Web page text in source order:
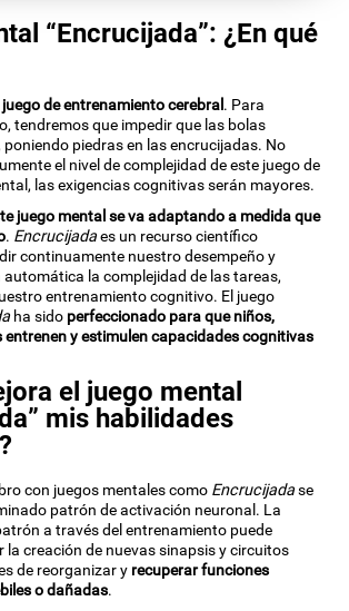
“Encrucijada”: ¿En qué
juego de entrenamiento cerebral. Para
tendremos que impedir que las bolas
poniendo piedras en las encrucijadas. No
el nivel de complejidad de este juego de
las exigencias cognitivas serán mayores.
juego mental se va adaptando a medida que
. Encrucijadaes un recurso científico
continuamente nuestro desempeño y
automática la complejidad de las tareas,
entrenamiento cognitivo. El juego
ha sido perfeccionado para que niños,
y estimulen capacidades cognitivas
el juego mental
mis habilidades
con juegos mentales como Encrucijadase
patrón de activación neuronal. La
a través del entrenamiento puede
creación de nuevas sinapsis y circuitos
de reorganizar y recuperar funciones
o dañadas.